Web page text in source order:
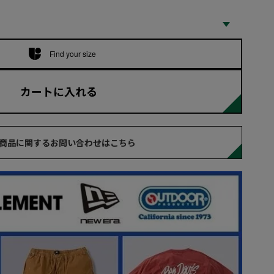
Find your size
カートに入れる
品に関するお問い合わせはこちら